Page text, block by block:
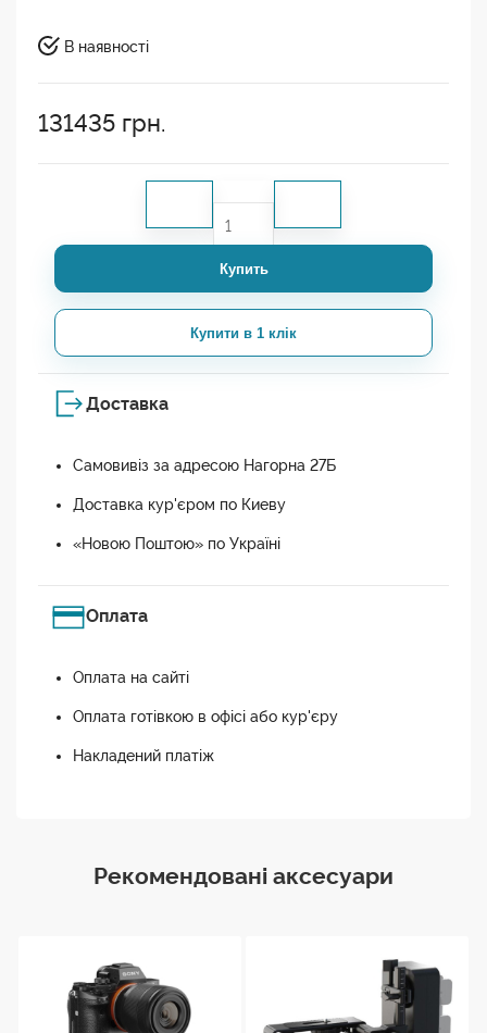
В наявності
131435 грн.
Купить
Купити в 1 клік
Доставка
Самовивіз за адресою Нагорна 27Б
Доставка кур'єром по Киеву
«Новою Поштою» по Україні
Оплата
Оплата на сайті
Оплата готівкою в офісі або кур'єру
Накладений платіж
Рекомендовані аксесуари